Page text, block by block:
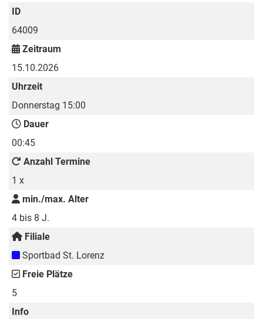
ID
64009
Zeitraum
15.10.2026
Uhrzeit
Donnerstag 15:00
Dauer
00:45
Anzahl Termine
1 x
min./max. Alter
4 bis 8 J.
Filiale
Sportbad St. Lorenz
Freie Plätze
5
Info